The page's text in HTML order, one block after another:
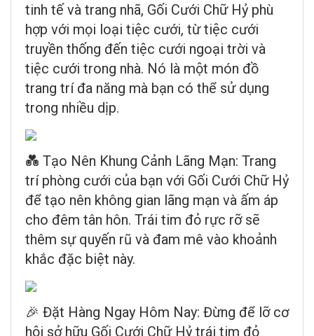
tinh tế và trang nhã, Gối Cưới Chữ Hỷ phù
hợp với mọi loại tiệc cưới, từ tiệc cưới
truyền thống đến tiệc cưới ngoại trời và
tiệc cưới trong nhà. Nó là một món đồ
trang trí đa năng mà bạn có thể sử dụng
trong nhiều dịp.
💑 Tạo Nên Khung Cảnh Lãng Mạn: Trang
trí phòng cưới của bạn với Gối Cưới Chữ Hỷ
để tạo nên không gian lãng mạn và ấm áp
cho đêm tân hôn. Trái tim đỏ rực rỡ sẽ
thêm sự quyến rũ và đam mê vào khoảnh
khắc đặc biệt này.
🎉 Đặt Hàng Ngay Hôm Nay: Đừng để lỡ cơ
hội sở hữu Gối Cưới Chữ Hỷ trái tim đỏ